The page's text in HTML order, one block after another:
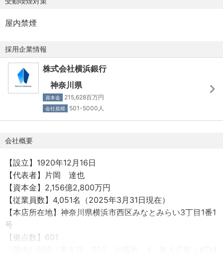
す。銀行内で真の専門人財としてキャリアを確立すること
が可能です。
替、資源、海運市況など、グローバルなマクロ経済動向を
常に意識し、ダイナミックな事業推進を通じて自身の視野
を広げられます。
▪️知見と人脈の拡大：他行との連携や国内外の船主との情報
交換を通じて、最新の市場動向や金融手法に関する知見を
育児休業および育児休業者向け復職支援カリキュラム・介
等
【加入保険】
健康保険・厚生年金・雇用保険・労災保険
【受動喫煙対策 】
事業所敷地内完全禁煙
従事すべき業務の変更の範囲：銀行業務(窓口関連業務・渉
話交換業務・本部業務・検印業務・その他付随業務)・関連
会社業務・出向先業務
就業場所の変更の範囲：株式会社横浜銀行、関連会社およ
び出向先(テレワークをおこなう場所を含む）
の実務経験を有する人材
屋内禁煙
採用企業情報
株式会社横浜銀行
神奈川県
資本金 215,628百万円
会社規模 501-5000人
会社概要
【設立】1920年12月16日
【代表者】片岡 達也
【資本金】2,156億2,800万円
【従業員数】4,051名（2025年3月31日現在）
【本店所在地】神奈川県横浜市西区みなとみらい3丁目1番1
号
【拠点数】601